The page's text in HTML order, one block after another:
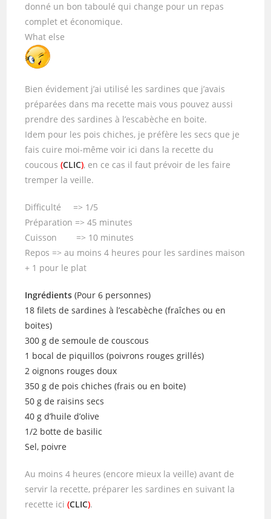
donné un bon taboulé qui change pour un repas
complet et économique.
What else
Bien évidement j’ai utilisé les sardines que j’avais
préparées dans ma recette mais vous pouvez aussi
prendre des sardines à l’escabèche en boite.
Idem pour les pois chiches, je préfère les secs que je
fais cuire moi-même voir ici dans la recette du
coucous(CLIC), en ce cas il faut prévoir de les faire
tremper la veille.
Difficulté => 1/5
Préparation => 45 minutes
Cuisson => 10 minutes
Repos => au moins 4 heures pour les sardines maison
+ 1 pour le plat
Ingrédients (Pour 6 personnes)
18 filets de sardines à l’escabèche (fraîches ou en
boites)
300 g de semoule de couscous
1 bocal de piquillos (poivrons rouges grillés)
2 oignons rouges doux
350 g de pois chiches (frais ou en boite)
50 g de raisins secs
40 g d’huile d’olive
1/2 botte de basilic
Sel, poivre
Au moins 4 heures (encore mieux la veille) avant de
servir la recette, préparer les sardines en suivant la
recette ici(CLIC).